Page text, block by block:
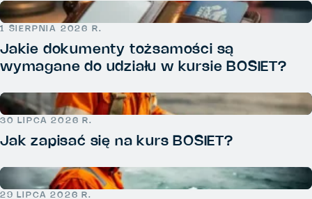
1 SIERPNIA 2026 R.
Jakie dokumenty tożsamości są
wymagane do udziału w kursie BOSIET?
30 LIPCA 2026 R.
Jak zapisać się na kurs BOSIET?
29 LIPCA 2026 R.